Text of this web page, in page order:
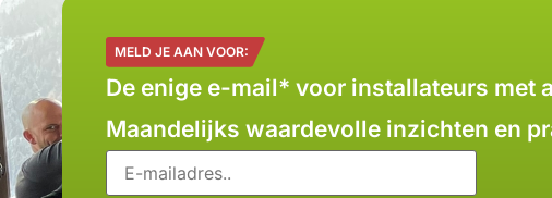
MELD JE AAN VOOR:
De enige e-mail* voor installateurs met
Maandelijks waardevolle inzichten en